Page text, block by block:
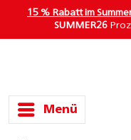
15 % Rabatt im
SUMMER26
Menü